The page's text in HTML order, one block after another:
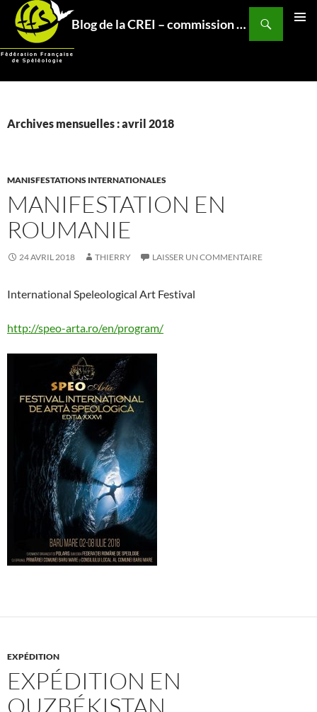
Aller
contenu
Blog de la CREI – commission relations et expéditions internationales – Fédération Française de Spéléo
Recherche
Archives mensuelles : avril 2018
MANISFESTATIONS INTERNATIONALES
MANIFESTATION EN
ROUMANIE
24 AVRIL 2018 THIERRY LAISSER UN COMMENTAIRE
International Speleological Art Festival
http://speo-arta.ro/en/program/
EXPÉDITION
EXPÉDITION EN
OUZBÉKISTAN